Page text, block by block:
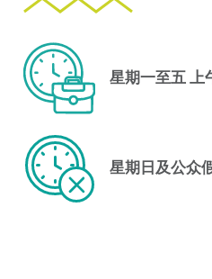
星期一至五 上
星期日及公众